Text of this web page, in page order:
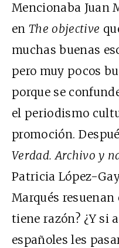
Mencionaba Juan
enThe objective
muchas buenas
pero muy pocos
porque se
el periodismo
promoción.
Verdad. Archivo y
Patricia López-
Marqués
tiene razón? ¿Y si
españoles les